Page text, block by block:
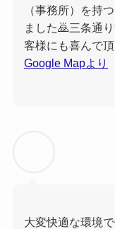
（事務所）を持
ました🙇三条通
客様にも喜んで
Google Mapより
大変快適な環境